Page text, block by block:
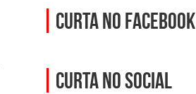
Curta no Facebook
Curta no social